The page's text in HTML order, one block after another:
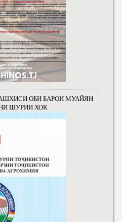
ОБИ БАРОИ МУАЙЯН
ШУРИИ ХОК